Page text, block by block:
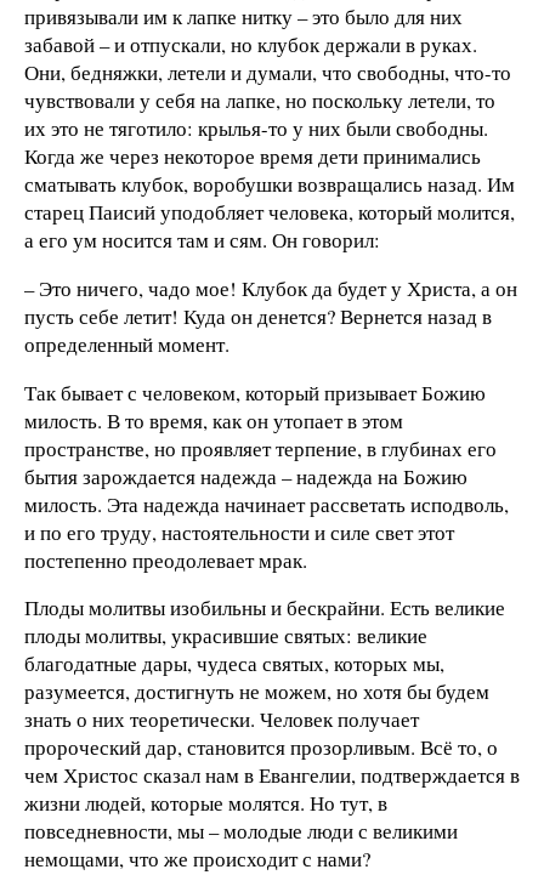
привязывали им к лапке нитку – это было для них
забавой – и отпускали, но клубок держали в руках.
Они, бедняжки, летели и думали, что свободны, что-то
чувствовали у себя на лапке, но поскольку летели, то
их это не тяготило: крылья-то у них были свободны.
Когда же через некоторое время дети принимались
сматывать клубок, воробушки возвращались назад. Им
старец Паисий уподобляет человека, который молится,
а его ум носится там и сям. Он говорил:
– Это ничего, чадо мое! Клубок да будет у Христа, а он
пусть себе летит! Куда он денется? Вернется назад в
определенный момент.
Так бывает с человеком, который призывает Божию
милость. В то время, как он утопает в этом
пространстве, но проявляет терпение, в глубинах его
бытия зарождается надежда – надежда на Божию
милость. Эта надежда начинает рассветать исподволь,
и по его труду, настоятельности и силе свет этот
постепенно преодолевает мрак.
Плоды молитвы изобильны и бескрайни. Есть великие
плоды молитвы, украсившие святых: великие
благодатные дары, чудеса святых, которых мы,
разумеется, достигнуть не можем, но хотя бы будем
знать о них теоретически. Человек получает
пророческий дар, становится прозорливым. Всё то, о
чем Христос сказал нам в Евангелии, подтверждается в
жизни людей, которые молятся. Но тут, в
повседневности, мы – молодые люди с великими
немощами, что же происходит с нами?